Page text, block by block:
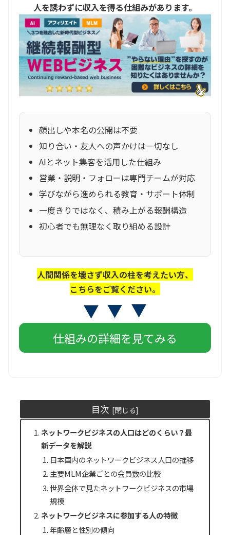
人を誘わずに収入を得る仕組みがあります。
顔出しや本名の公開は不要
知り合い・友人への声かけは一切なし
AIとネット集客を活用した仕組み
営業・説明・フォローは専門チームが対応
学びながら進められる教育・サポート体制
一度きりではなく、積み上がる報酬構造
初心者でも無理なく取り組める設計
人間関係を壊さず収入の柱を考えたい方、
こちらをご覧ください。
仕組みの詳細を見てみる
目次
ネットワークビジネスの人口はどのくらい？最
新データを解説
日本国内のネットワークビジネス人口の推移
主要MLM企業ごとの会員数の比較
世界全体で見たネットワークビジネスの市場
規模
ネットワークビジネスに参加する人の特徴
年齢層と性別の傾向